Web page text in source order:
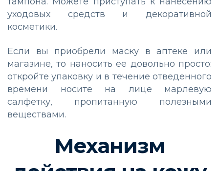
уходовых средств и декоративной
косметики.
Если вы приобрели маску в аптеке или
магазине, то наносить ее довольно просто:
откройте упаковку и в течение отведенного
времени носите на лице марлевую
салфетку, пропитанную полезными
веществами.
Механизм